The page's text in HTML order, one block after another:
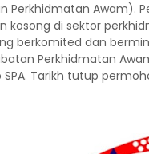
Perkhidmatan Awam).
di sektor
berkomited dan
Perkhidmatan
Tarikh tutup